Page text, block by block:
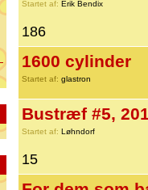
Startet af: Erik Bendix
186
1600 cylinder
Startet af: glastron
Bustræf #5,
Startet af: Løhndorf
15